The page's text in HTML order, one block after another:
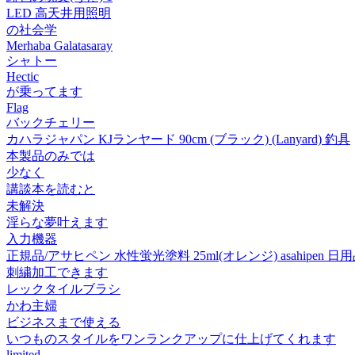
LED 高天井用照明
の社会学
Merhaba Galatasaray
シャトー
Hectic
が乗ってます
Flag
バックチェリー
カハラジャパン KJランヤード 90cm (ブラック) (Lanyard) 釣具
本製品のみでは
少なく
講談本を読むと
未解決
淫らな夢叶えます
入力機器
正規品/アサヒペン 水性蛍光塗料 25ml(オレンジ) asahipen 日
刺繍加工できます
レックタイルブラシ
かわ主婦
ビジネスまで使える
いつものスタイルをワンランクアップに仕上げてくれます